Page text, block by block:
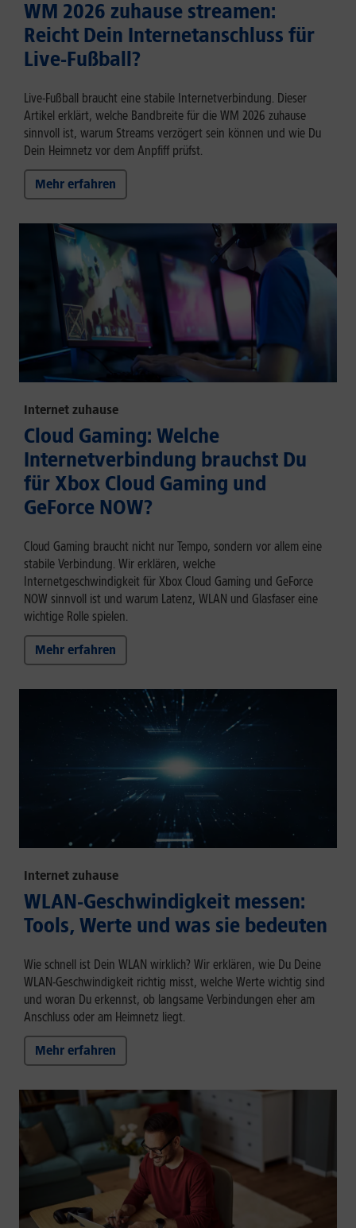
WM 2026 zuhause streamen:
Reicht Dein Internetanschluss für
Live-Fußball?
Live-Fußball braucht eine stabile Internetverbindung. Dieser
Artikel erklärt, welche Bandbreite für die WM 2026 zuhause
sinnvoll ist, warum Streams verzögert sein können und wie Du
Dein Heimnetz vor dem Anpfiff prüfst.
Mehr erfahren
Internet zuhause
Cloud Gaming: Welche
Internetverbindung brauchst Du
für Xbox Cloud Gaming und
GeForce NOW?
Cloud Gaming braucht nicht nur Tempo, sondern vor allem eine
stabile Verbindung. Wir erklären, welche
Internetgeschwindigkeit für Xbox Cloud Gaming und GeForce
NOW sinnvoll ist und warum Latenz, WLAN und Glasfaser eine
wichtige Rolle spielen.
Mehr erfahren
Internet zuhause
WLAN-Geschwindigkeit messen:
Tools, Werte und was sie bedeuten
Wie schnell ist Dein WLAN wirklich? Wir erklären, wie Du Deine
WLAN-Geschwindigkeit richtig misst, welche Werte wichtig sind
und woran Du erkennst, ob langsame Verbindungen eher am
Anschluss oder am Heimnetz liegt.
Mehr erfahren